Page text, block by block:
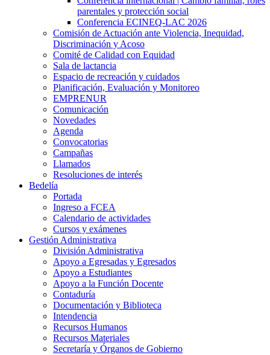
parentales y protección social
Conferencia ECINEQ-LAC 2026
Comisión de Actuación ante Violencia, Inequidad,
Discriminación y Acoso
Comité de Calidad con Equidad
Sala de lactancia
Espacio de recreación y cuidados
Planificación, Evaluación y Monitoreo
EMPRENUR
Comunicación
Novedades
Agenda
Convocatorias
Campañas
Llamados
Resoluciones de interés
Bedelía
Portada
Ingreso a FCEA
Calendario de actividades
Cursos y exámenes
Gestión Administrativa
División Administrativa
Apoyo a Egresadas y Egresados
Apoyo a Estudiantes
Apoyo a la Función Docente
Contaduría
Documentación y Biblioteca
Intendencia
Recursos Humanos
Recursos Materiales
Secretaría y Órganos de Gobierno